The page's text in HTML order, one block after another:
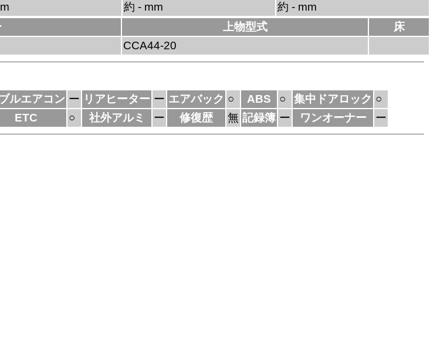
約 - mm
約 - mm
上物型式
床
CCA44-20
ルエアコン ー リアヒーター ー エアバック ○ ABS ○ 集中ドアロック ○
ETC ○ 社外アルミ ー 修復歴 無 記録簿 ー ワンオーナー ー